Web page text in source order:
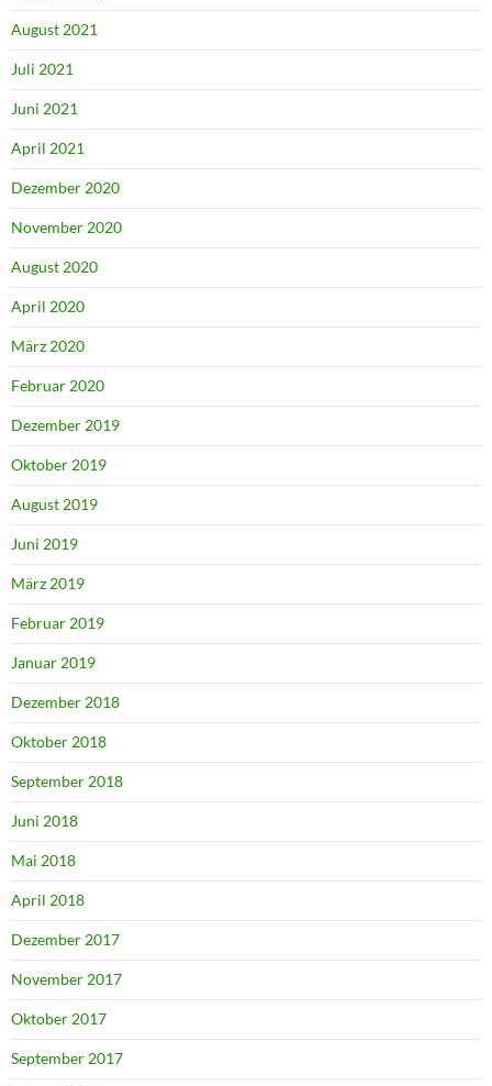
August 2021
Juli 2021
Juni 2021
April 2021
Dezember 2020
November 2020
August 2020
April 2020
März 2020
Februar 2020
Dezember 2019
Oktober 2019
August 2019
Juni 2019
März 2019
Februar 2019
Januar 2019
Dezember 2018
Oktober 2018
September 2018
Juni 2018
Mai 2018
April 2018
Dezember 2017
November 2017
Oktober 2017
September 2017